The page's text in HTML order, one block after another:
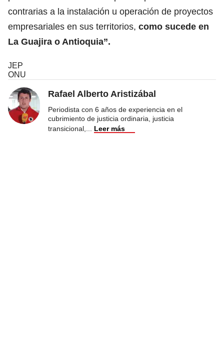
contrarias a la instalación u operación de proyectos
empresariales en sus territorios, como sucede en
La Guajira o Antioquia”.
JEP
ONU
Rafael Alberto Aristizábal
Periodista con 6 años de experiencia en el
cubrimiento de justicia ordinaria, justicia
transicional,
Leer más